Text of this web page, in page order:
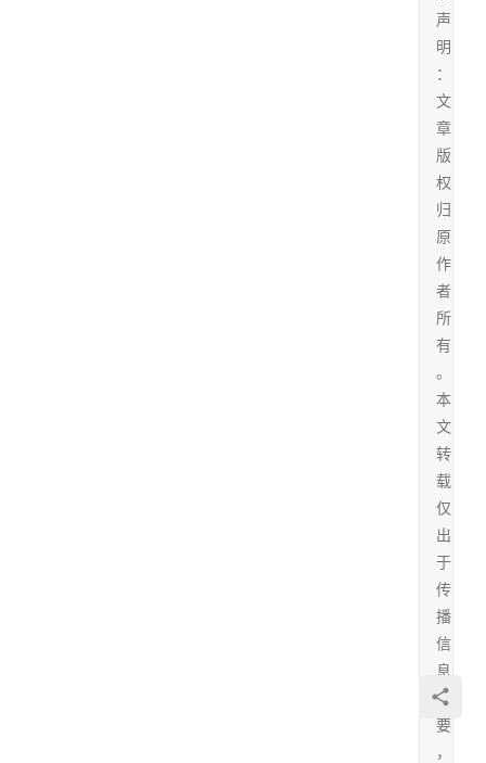
声
明
：
文
章
版
权
归
原
作
者
所
有
。
本
文
转
载
仅
出
于
传
播
信
息
需
要
，